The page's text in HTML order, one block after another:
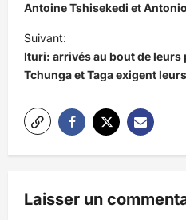
v
i
g
a
t
i
o
d
Antoine Tshisekedi et
Suivant:
Ituri: arrivés au bout de
Tchunga et Taga exigent
Laisser un